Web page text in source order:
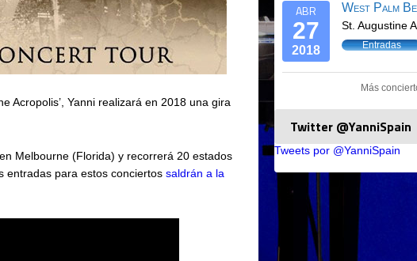
Acropolis’, Yanni realizará en 2018 una gira
Melbourne (Florida) y recorrerá 20 estados
entradas para estos conciertos saldrán a la
ABR
27
2018
West Palm
St. Augustine
Entradas
Más
Twitter @YanniSpain
Tweets por @YanniSpain